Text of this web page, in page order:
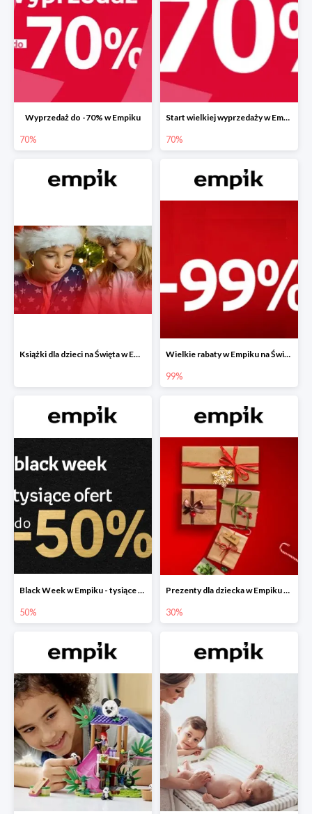
Wyprzedaż do -70% w Empiku
70%
Start wielkiej wyprzedaży w Empiku do -70%
70%
Książki dla dzieci na Święta w Empiku do -40% Wielkie rabaty w Empiku na Święta - piąty produkt -99%
99%
Black Week w Empiku - tysiące produktów do -50%
50%
Prezenty dla dziecka w Empiku do -30%
30%